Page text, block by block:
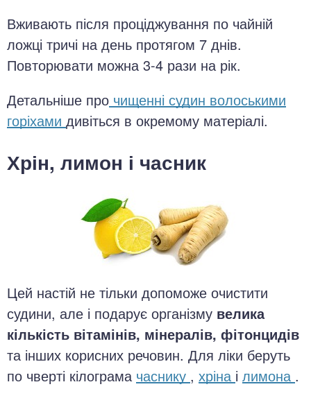
Вживають після проціджування по чайній
ложці тричі на день протягом 7 днів.
Повторювати можна 3-4 рази на рік.
Детальніше про чищенні судин волоськими
горіхами дивіться в окремому матеріалі.
Хрін, лимон і часник
Цей настій не тільки допоможе очистити
судини, але і подарує організму велика
кількість вітамінів, мінералів, фітонцидів
та інших корисних речовин. Для ліки беруть
по чверті кілограма часнику , хріна і лимона .